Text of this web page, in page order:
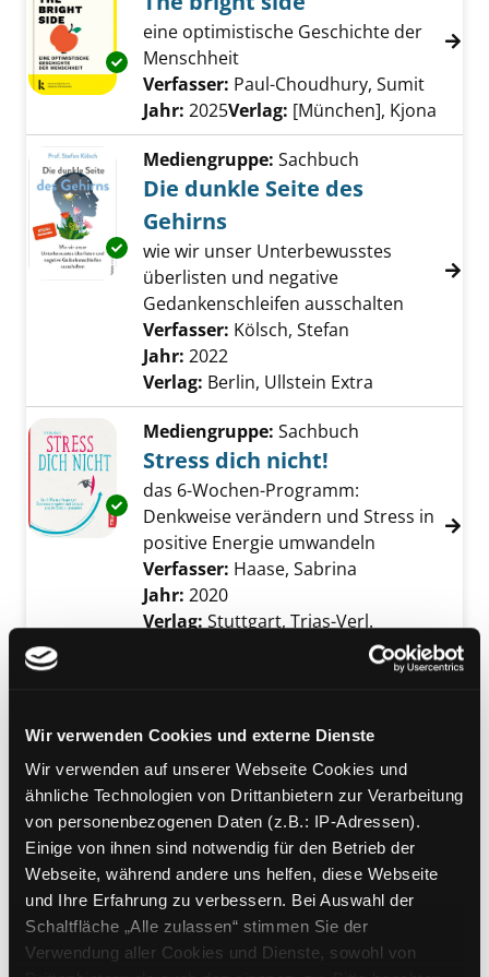
Wir verwenden Cookies und externe Dienste
Wir verwenden auf unserer Webseite Cookies und
ähnliche Technologien von Drittanbietern zur Verarbeitung
von personenbezogenen Daten (z.B.: IP-Adressen).
Einige von ihnen sind notwendig für den Betrieb der
Webseite, während andere uns helfen, diese Webseite
und Ihre Erfahrung zu verbessern. Bei Auswahl der
Schaltfläche „Alle zulassen“ stimmen Sie der
Verwendung aller Cookies und Dienste, sowohl von
Exemplar-Details von The bright side
eine optimistische Geschichte der
Menschheit
Verfasser: Paul-Choudhury, Sumit
Jahr: 2025Verlag: [München], Kjona
Exemplar-Details von Die dunkle Seite des
Mediengruppe: Sachbuch
Die dunkle Seite des
Gehirns
wie wir unser Unterbewusstes
überlisten und negative
Gedankenschleifen ausschalten
Verfasser: Kölsch, Stefan
Jahr: 2022
Verlag: Berlin, Ullstein Extra
Exemplar-Details von Stress dich nicht!
Mediengruppe: Sachbuch
Stress dich nicht!
das 6-Wochen-Programm:
Denkweise verändern und Stress in
positive Energie umwandeln
Verfasser: Haase, Sabrina
Jahr: 2020
Verlag: Stuttgart, Trias-Verl.
Exemplar-Details von Disruptive thinking
Verfasser:Mutius, Bernhard von
Exemplar-Details von Woran denkst du?
Mediengruppe:Kinderbuch
Woran denkst du?
[ein Buch mit Klappen]
Verfasser:Moreau, LaurentSuche nach
Jahr:2017
Verlag: Berlin, Jacoby u. Stuart